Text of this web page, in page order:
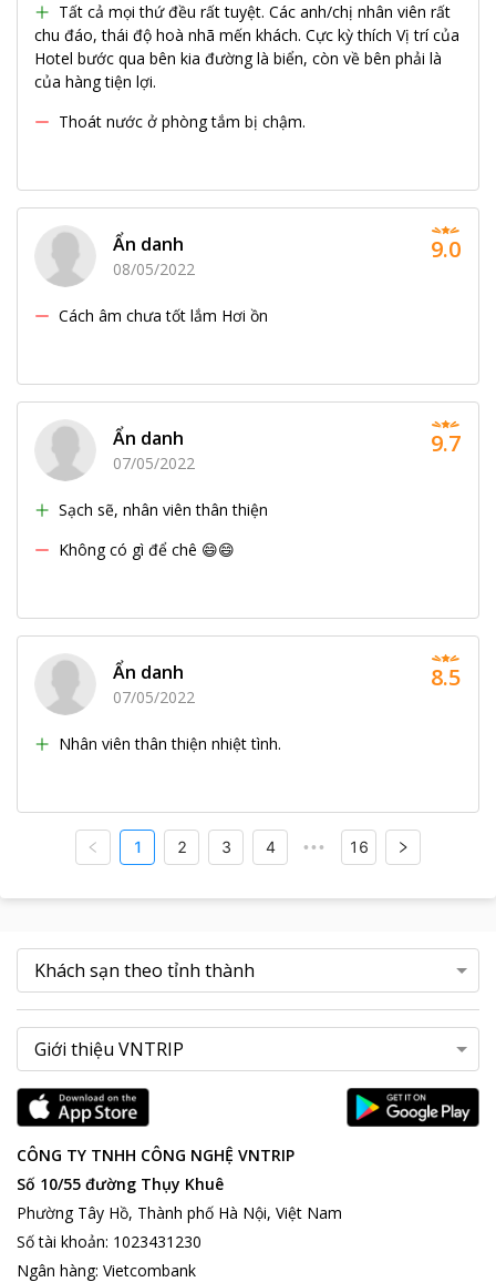
Tất cả mọi thứ đều rất tuyệt. Các anh/chị nhân viên rất
chu đáo, thái độ hoà nhã mến khách. Cực kỳ thích Vị trí của
Hotel bước qua bên kia đường là biển, còn về bên phải là
của hàng tiện lợi.
Thoát nước ở phòng tắm bị chậm.
Ẩn danh
08/05/2022
Cách âm chưa tốt lắm Hơi ồn
9.0
Ẩn danh
07/05/2022
Sạch sẽ, nhân viên thân thiện
Không có gì để chê 😄😄
9.7
Ẩn danh
07/05/2022
Nhân viên thân thiện nhiệt tình.
8.5
1 2 3 4 ••• 16
CÔNG TY TNHH CÔNG NGHỆ VNTRIP
Số 10/55 đường Thụy Khuê
Phường Tây Hồ, Thành phố Hà Nội, Việt Nam
Số tài khoản: 1023431230
Ngân hàng: Vietcombank